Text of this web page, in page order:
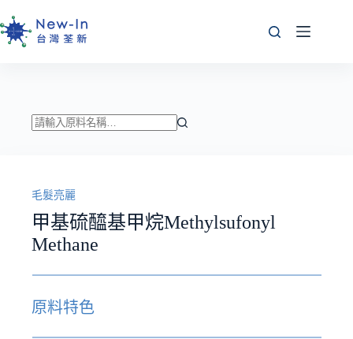
至
主
符
合
條
件
的
果
毛髮亮麗
甲基硫醯基甲烷Methylsufonyl
Methane
原料特色